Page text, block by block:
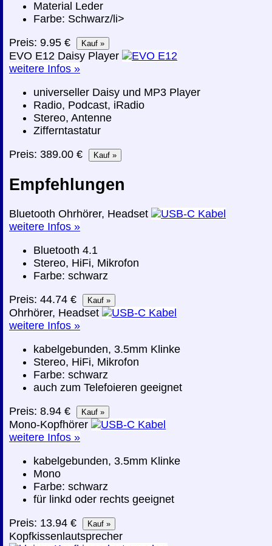
Material Leder
Farbe: Schwarz/li>
Preis: 9.95 €
EVO E12 Daisy Player
weitere Infos »
universeller Daisy und MP3 Player
Radio, Podcast, iRadio
Stereo, Antenne
Zifferntastatur
Preis: 389.00 €
Empfehlungen
Bluetooth Ohrhörer, Headset
weitere Infos »
Bluetooth 4.1
Stereo, HiFi, Mikrofon
Farbe: schwarz
Preis: 44.74 €
Ohrhörer, Headset
weitere Infos »
kabelgebunden, 3.5mm Klinke
Stereo, HiFi, Mikrofon
Farbe: schwarz
auch zum Telefoieren geeignet
Preis: 8.94 €
Mono-Kopfhörer
weitere Infos »
kabelgebunden, 3.5mm Klinke
Mono
Farbe: schwarz
für linkd oder rechts geeignet
Preis: 13.94 €
Kopfkissenlautsprecher